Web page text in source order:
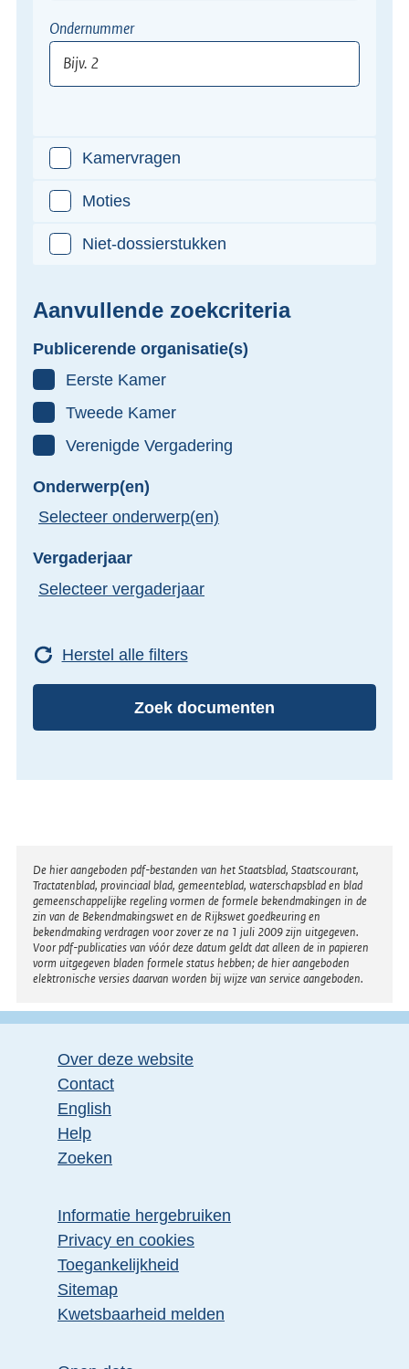
12345-
XII
Ondernummer
Kamervragen
Moties
Niet-dossierstukken
Aanvullende zoekcriteria
Publicerende organisatie(s)
Eerste Kamer
Tweede Kamer
Verenigde Vergadering
Onderwerp(en)
Selecteer onderwerp(en)
Vergaderjaar
Selecteer vergaderjaar
Herstel alle filters
Zoek documenten
Disclaimer
De hier aangeboden pdf-bestanden van het Staatsblad, Staatscourant,
Tractatenblad, provinciaal blad, gemeenteblad, waterschapsblad en blad
gemeenschappelijke regeling vormen de formele bekendmakingen in de
zin van de Bekendmakingswet en de Rijkswet goedkeuring en
bekendmaking verdragen voor zover ze na 1 juli 2009 zijn uitgegeven.
Voor pdf-publicaties van vóór deze datum geldt dat alleen de in papieren
vorm uitgegeven bladen formele status hebben; de hier aangeboden
elektronische versies daarvan worden bij wijze van service aangeboden.
Over deze website
Contact
English
Help
Zoeken
Informatie hergebruiken
Privacy en cookies
Toegankelijkheid
Sitemap
Kwetsbaarheid melden